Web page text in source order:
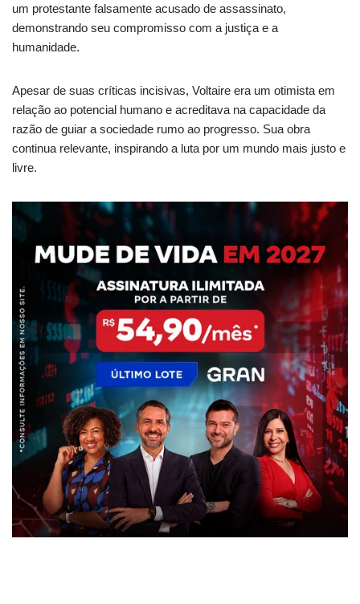
um protestante falsamente acusado de assassinato,
demonstrando seu compromisso com a justiça e a
humanidade.
Apesar de suas críticas incisivas, Voltaire era um otimista em
relação ao potencial humano e acreditava na capacidade da
razão de guiar a sociedade rumo ao progresso. Sua obra
continua relevante, inspirando a luta por um mundo mais justo e
livre.